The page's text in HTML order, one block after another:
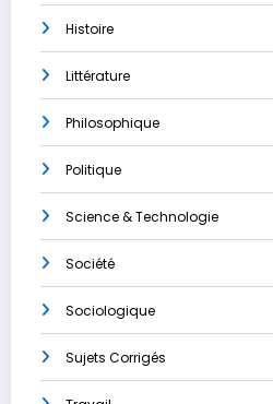
Histoire
Littérature
Philosophique
Politique
Science & Technologie
Société
Sociologique
Sujets Corrigés